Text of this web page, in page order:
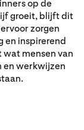
op de
groeit, blijft dit
zorgen
en inspirerend
mensen van
en werkwijzen